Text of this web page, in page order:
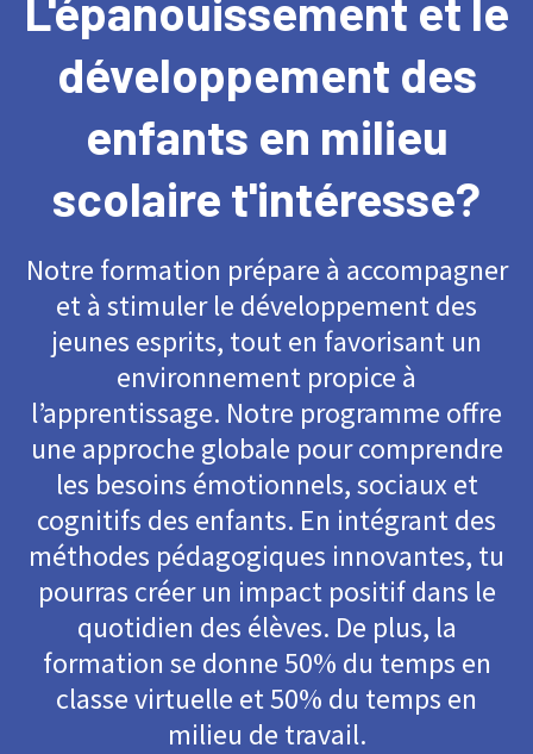
L'épanouissement et le
développement des
enfants en milieu
scolaire t'intéresse?
Notre formation prépare à accompagner
et à stimuler le développement des
jeunes esprits, tout en favorisant un
environnement propice à
l’apprentissage. Notre programme offre
une approche globale pour comprendre
les besoins émotionnels, sociaux et
cognitifs des enfants. En intégrant des
méthodes pédagogiques innovantes, tu
pourras créer un impact positif dans le
quotidien des élèves. De plus, la
formation se donne 50% du temps en
classe virtuelle et 50% du temps en
milieu de travail.